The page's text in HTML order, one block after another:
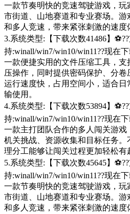
一款节奏明快的竞速驾驶游戏，
市街道、山地赛道和专业赛场。
和多人竞速，带来紧张刺激的速度
3.系统类型:【下载次数41486】
持:winall/win7/win10/win11??现在
一款便捷实用的文件压缩工具，
压操作，同时提供密码保护、分
运行速度快，占用空间小，适合
输使用。
4.系统类型:【下载次数53894】
持:winall/win7/win10/win11??现在
一款主打团队合作的多人闯关游
机关挑战、资源收集和目标任务
理分工能够让闯关过程更加轻松有
5.系统类型:【下载次数45645】
持:winall/win7/win10/win11??现在
一款节奏明快的竞速驾驶游戏，
市街道、山地赛道和专业赛场。
和多人竞速，带来紧张刺激的速度